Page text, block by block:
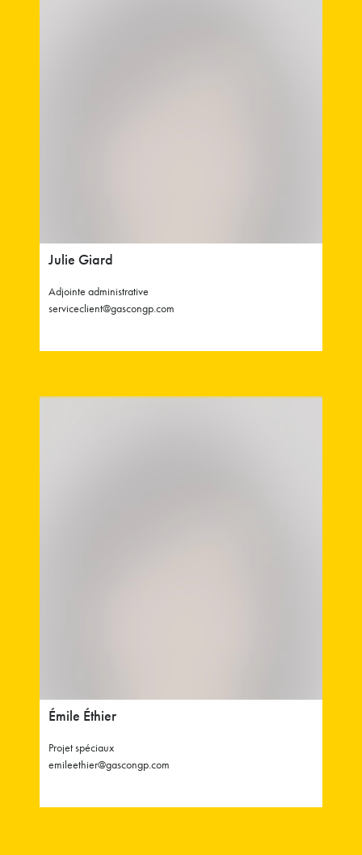
Julie Giard
Adjointe administrative
serviceclient@gascongp.com
Émile Éthier
Projet spéciaux
emileethier@gascongp.com